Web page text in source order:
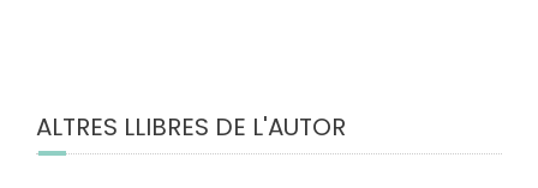
ALTRES LLIBRES DE L'AUTOR